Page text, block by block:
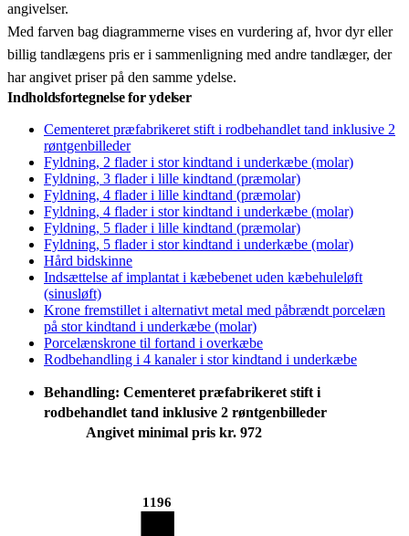
angivelser.
Med farven bag diagrammerne vises en vurdering af, hvor dyr eller
billig tandlægens pris er i sammenligning med andre tandlæger, der
har angivet priser på den samme ydelse.
Indholdsfortegnelse for ydelser
Cementeret præfabrikeret stift i rodbehandlet tand inklusive 2
røntgenbilleder
Fyldning, 2 flader i stor kindtand i underkæbe (molar)
Fyldning, 3 flader i lille kindtand (præmolar)
Fyldning, 4 flader i lille kindtand (præmolar)
Fyldning, 4 flader i stor kindtand i underkæbe (molar)
Fyldning, 5 flader i lille kindtand (præmolar)
Fyldning, 5 flader i stor kindtand i underkæbe (molar)
Hård bidskinne
Indsættelse af implantat i kæbebenet uden kæbehuleløft
(sinusløft)
Krone fremstillet i alternativt metal med påbrændt porcelæn
på stor kindtand i underkæbe (molar)
Porcelænskrone til fortand i overkæbe
Rodbehandling i 4 kanaler i stor kindtand i underkæbe
Behandling: Cementeret præfabrikeret stift i
rodbehandlet tand inklusive 2 røntgenbilleder
Angivet minimal pris kr. 972
1196